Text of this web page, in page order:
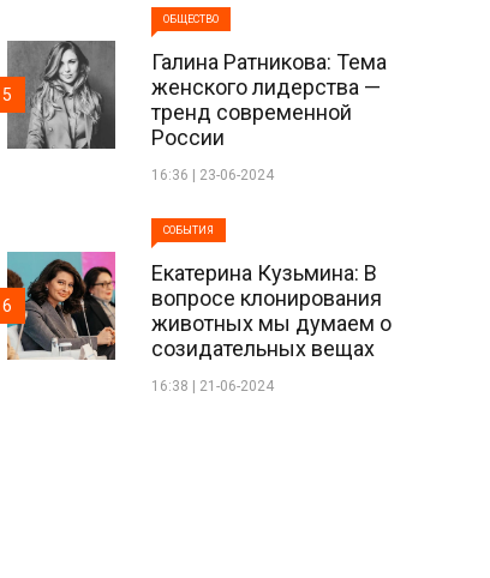
ОБЩЕСТВО
Галина Ратникова: Тема
женского лидерства —
тренд современной
России
16:36 | 23-06-2024
5
СОБЫТИЯ
Екатерина Кузьмина: В
вопросе клонирования
животных мы думаем о
созидательных вещах
16:38 | 21-06-2024
6